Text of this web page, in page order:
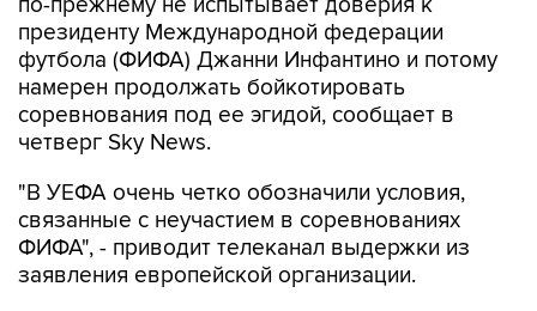
по-прежнему не испытывает доверия к
президенту Международной федерации
футбола (ФИФА) Джанни Инфантино и потому
намерен продолжать бойкотировать
соревнования под ее эгидой, сообщает в
четверг Sky News.
"В УЕФА очень четко обозначили условия,
связанные с неучастием в соревнованиях
ФИФА", - приводит телеканал выдержки из
заявления европейской организации.